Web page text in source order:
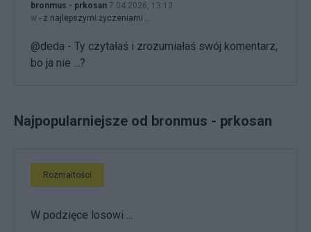
bronmus - prkosan 7.04.2026, 13:13
w - z najlepszymi życzeniami ..
@deda - Ty czytałaś i zrozumiałaś swój komentarz,
bo ja nie ...?
Najpopularniejsze od bronmus - prkosan
Rozmaitości
W podzięce losowi ...